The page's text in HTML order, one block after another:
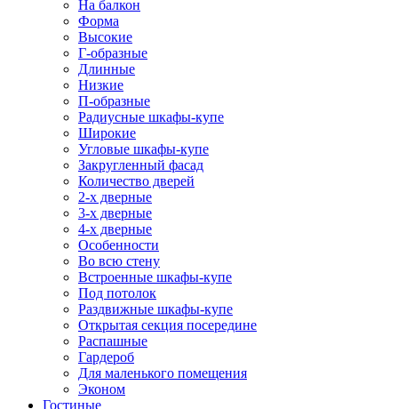
На балкон
Форма
Высокие
Г-образные
Длинные
Низкие
П-образные
Радиусные шкафы-купе
Широкие
Угловые шкафы-купе
Закругленный фасад
Количество дверей
2-х дверные
3-х дверные
4-х дверные
Особенности
Во всю стену
Встроенные шкафы-купе
Под потолок
Раздвижные шкафы-купе
Открытая секция посередине
Распашные
Гардероб
Для маленького помещения
Эконом
Гостиные